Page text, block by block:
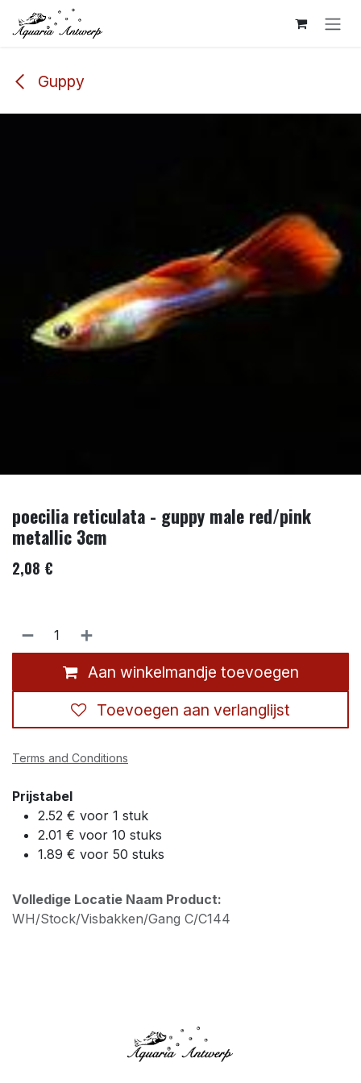
Overslaan naar inhoud
Guppy
poecilia reticulata - guppy male red/pink
metallic 3cm
2,08 €
Aan winkelmandje toevoegen
Toevoegen aan verlanglijst
Terms and Conditions
Prijstabel
2.52 € voor 1 stuk
2.01 € voor 10 stuks
1.89 € voor 50 stuks
Volledige Locatie Naam Product:
WH/Stock/Visbakken/Gang C/C144